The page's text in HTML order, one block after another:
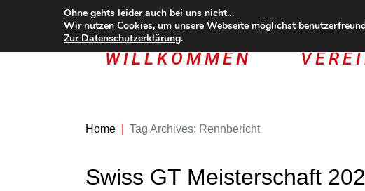
WILLKOMMEN
Home Tag Archives: Rennbericht
Swiss GT Meisterschaft
Ohne gehts leider auch bei uns nicht…
Wir nutzen Cookies, um unsere Webseite möglichst
Zur Datenschutzerklärung.